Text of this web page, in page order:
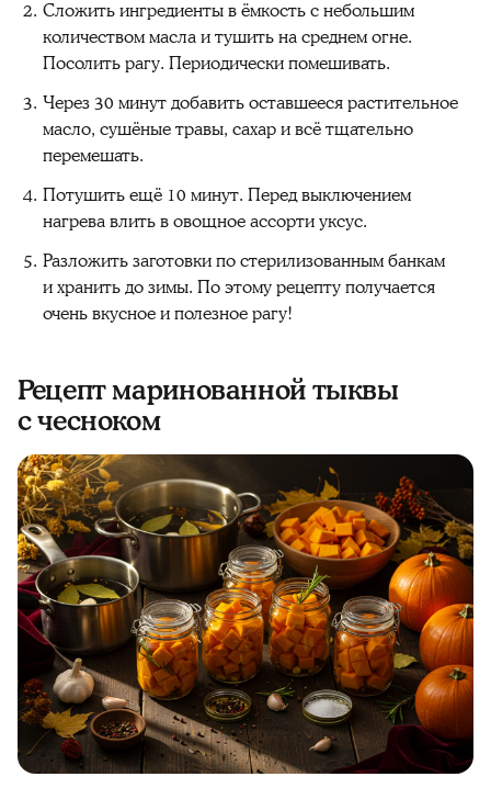
Сложить ингредиенты в ёмкость с небольшим
количеством масла и тушить на среднем огне.
Посолить рагу. Периодически помешивать.
Через 30 минут добавить оставшееся растительное
масло, сушёные травы, сахар и всё тщательно
перемешать.
Потушить ещё 10 минут. Перед выключением
нагрева влить в овощное ассорти уксус.
Разложить заготовки по стерилизованным банкам
и хранить до зимы. По этому рецепту получается
очень вкусное и полезное рагу!
Рецепт маринованной тыквы
с чесноком